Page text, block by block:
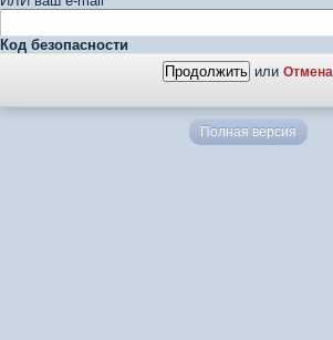
Код безопасности
или Отмена
Полная версия